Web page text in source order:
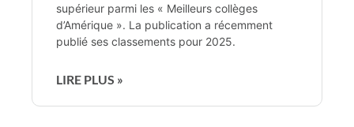
supérieur parmi les « Meilleurs collèges
d’Amérique ». La publication a récemment
publié ses classements pour 2025.
LIRE PLUS »